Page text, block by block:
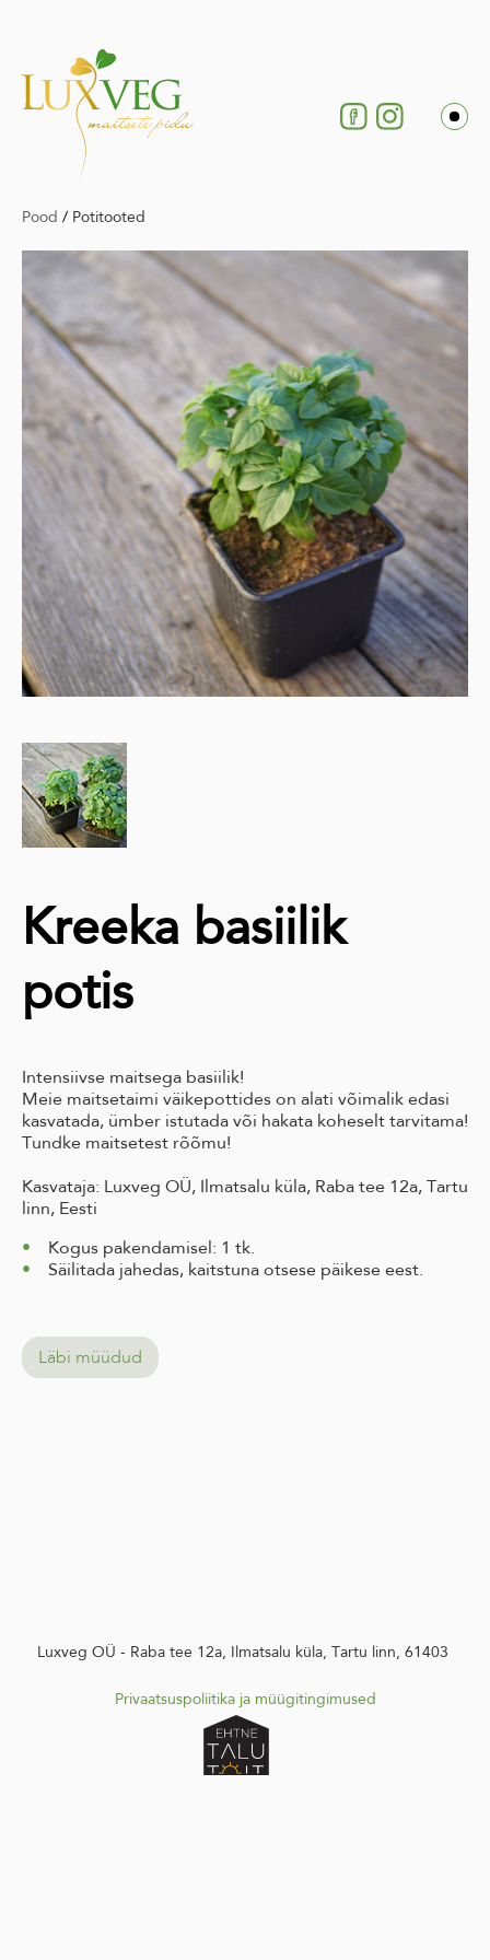
Pood / Potitooted
Kreeka basiilik
potis
Intensiivse maitsega basiilik!
Meie maitsetaimi väikepottides on alati võimalik edasi
kasvatada, ümber istutada või hakata koheselt tarvitama!
Tundke maitsetest rõõmu!
Kasvataja: Luxveg OÜ, Ilmatsalu küla, Raba tee 12a, Tartu
linn, Eesti
Kogus pakendamisel: 1 tk.
Säilitada jahedas, kaitstuna otsese päikese eest.
Läbi müüdud
Luxveg OÜ - Raba tee 12a, Ilmatsalu küla, Tartu linn, 61403
Privaatsuspoliitikaja müügitingimused